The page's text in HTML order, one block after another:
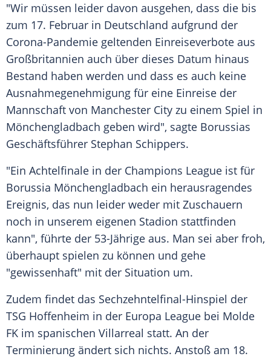
"Wir müssen leider davon ausgehen, dass die bis
zum 17. Februar in Deutschland aufgrund der
Corona-Pandemie geltenden Einreiseverbote aus
Großbritannien auch über dieses Datum hinaus
Bestand haben werden und dass es auch keine
Ausnahmegenehmigung für eine Einreise der
Mannschaft von Manchester City zu einem Spiel in
Mönchengladbach geben wird", sagte Borussias
Geschäftsführer Stephan Schippers.
"Ein Achtelfinale in der Champions League ist für
Borussia Mönchengladbach ein herausragendes
Ereignis, das nun leider weder mit Zuschauern
noch in unserem eigenen Stadion stattfinden
kann", führte der 53-Jährige aus. Man sei aber froh,
überhaupt spielen zu können und gehe
"gewissenhaft" mit der Situation um.
Zudem findet das Sechzehntelfinal-Hinspiel der
TSG Hoffenheim in der Europa League bei Molde
FK im spanischen Villarreal statt. An der
Terminierung ändert sich nichts. Anstoß am 18.